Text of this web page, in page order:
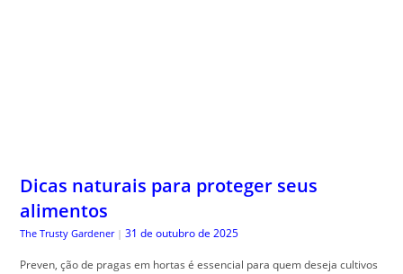
Dicas naturais para proteger seus
alimentos
The Trusty Gardener | 31 de outubro de 2025
Preven, ção de pragas em hortas é essencial para quem deseja cultivos